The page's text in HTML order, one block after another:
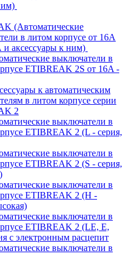
(Автоматические
в литом корпусе от 16А
и аксессуары к ним)
выключатели в
ETIBREAK 2S от 16A -
к автоматическим
в литом корпусе серии
2
выключатели в
ETIBREAK 2 (L - серия,
выключатели в
ETIBREAK 2 (S - серия,
выключатели в
ETIBREAK 2 (H -
выключатели в
ETIBREAK 2 (LE, E,
с электронным расцепит
выключатели в